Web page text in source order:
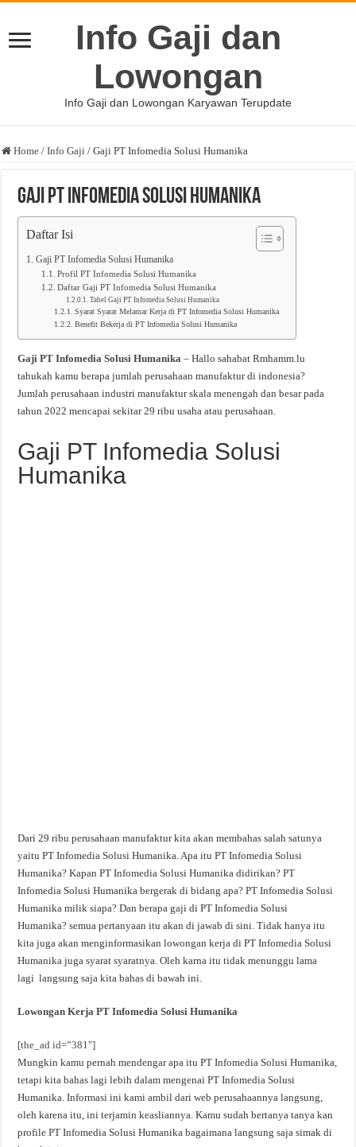
Info Gaji dan
Lowongan
Info Gaji dan Lowongan Karyawan Terupdate
Home / Info Gaji / Gaji PT Infomedia Solusi Humanika
Gaji PT Infomedia Solusi Humanika
Daftar Isi
Gaji PT Infomedia Solusi Humanika
Profil PT Infomedia Solusi Humanika
Daftar Gaji PT Infomedia Solusi Humanika
Tabel Gaji PT Infomedia Solusi Humanika
Syarat Syarat Melamar Kerja di PT Infomedia Solusi Humanika
Benefit Bekerja di PT Infomedia Solusi Humanika
Gaji PT Infomedia Solusi Humanika – Hallo sahabat Rmhamm.lu
tahukah kamu berapa jumlah perusahaan manufaktur di indonesia?
Jumlah perusahaan industri manufaktur skala menengah dan besar pada
tahun 2022 mencapai sekitar 29 ribu usaha atau perusahaan.
Gaji PT Infomedia Solusi
Humanika
Dari 29 ribu perusahaan manufaktur kita akan membahas salah satunya
yaitu PT Infomedia Solusi Humanika. Apa itu PT Infomedia Solusi
Humanika? Kapan PT Infomedia Solusi Humanika didirikan? PT
Infomedia Solusi Humanika bergerak di bidang apa? PT Infomedia Solusi
Humanika milik siapa? Dan berapa gaji di PT Infomedia Solusi
Humanika? semua pertanyaan itu akan di jawab di sini. Tidak hanya itu
kita juga akan menginformasikan lowongan kerja di PT Infomedia Solusi
Humanika juga syarat syaratnya. Oleh karna itu tidak menunggu lama
lagi langsung saja kita bahas di bawah ini.
Lowongan Kerja PT Infomedia Solusi Humanika
[the_ad id=”381″]
Mungkin kamu pernah mendengar apa itu PT Infomedia Solusi Humanika,
tetapi kita bahas lagi lebih dalam mengenai PT Infomedia Solusi
Humanika. Informasi ini kami ambil dari web perusahaannya langsung,
oleh karena itu, ini terjamin keasliannya. Kamu sudah bertanya tanya kan
profile PT Infomedia Solusi Humanika bagaimana langsung saja simak di